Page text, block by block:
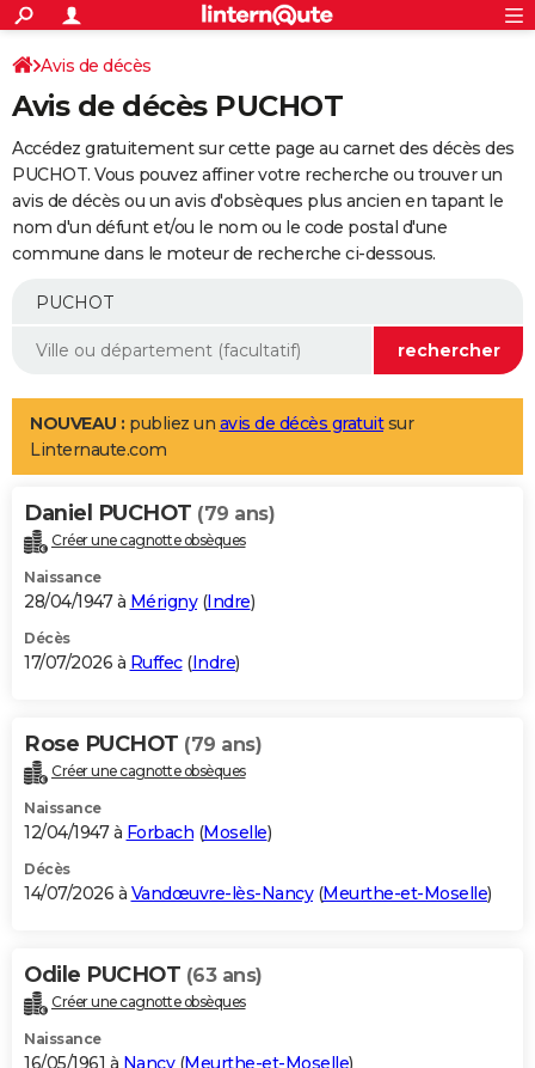
ACTUALITÉS
Politique
Société
Faits Divers
Education
Monde
Villes
+
SPORT
Coupe du monde 2026
Football
Tennis
Cyclisme
Rugby
Forum
Programme TV
TNT
Streaming
Cinéma
Sorties cinéma
Musique
+
FINANCE
Retraite
Epargne
Immobilier
Risques naturels par ville
Banque
Assurance
AUTO
Essais
Réserver un essai
Citadines
Berlines
SUV
Forum auto
+
Mobiles
Meilleur smartphone
Internet
Ordinateurs
Jeux vidéo
Guide high-tech
Aménagement intérieur
LIFESTYLE
Art de vivre
Bien-être
Loisirs
Mode
Modes de vie
Alimentation
Guide de la santé
Maladies
Médicaments
Sommeil
VOYAGE
Destinations
City break
Voyage nature
Voyage de noces
Forum
Climat
+PHOTO
GUIDES D'ACHAT
BONS PLANS
Carte de Noël
Carte Bonne année
Carte Saint-Valentin
Carte Pâques
Carte d'anniversaire
DICTIONNAIRE
Dictionnaire
Biographies
Citations
Expressions
Proverbes
PROGRAMME TV
S'inscrire
Se connecter
Lycées
Collèges
Primaires
Universités
Entreprises
Service militaire
Avis de recherche
AVIS DE DÉCÈS
Bricolage
Lifestyle
Culture
Sport
Auto
Television
Voyage
Cinema
Avis de décès
Avis de décès PUCHOT
Accédez gratuitement sur cette page au carnet des décès des
PUCHOT. Vous pouvez affiner votre recherche ou trouver un
avis de décès ou un avis d'obsèques plus ancien en tapant le
nom d'un défunt et/ou le nom ou le code postal d'une
commune dans le moteur de recherche ci-dessous.
NOUVEAU : publiez un avis de décès gratuitsur
Linternaute.com
Daniel PUCHOT (79 ans)
Créer une cagnotte obsèques
Naissance
28/04/1947 à Mérigny(Indre)
Décès
17/07/2026 à Ruffec(Indre)
Rose PUCHOT (79 ans)
Créer une cagnotte obsèques
Naissance
12/04/1947 à Forbach (Moselle)
Décès
14/07/2026 à Vandœuvre-lès-Nancy(Meurthe-et-Moselle)
Odile PUCHOT (63 ans)
Créer une cagnotte obsèques
Naissance
16/05/1961 à Nancy(Meurthe-et-Moselle)